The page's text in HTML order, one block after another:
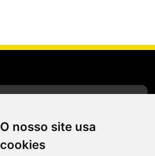
O nosso site usa
cookies